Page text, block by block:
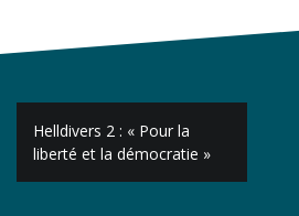
Navigation
de
l’article
Helldivers 2 : « Pour la
liberté et la démocratie »